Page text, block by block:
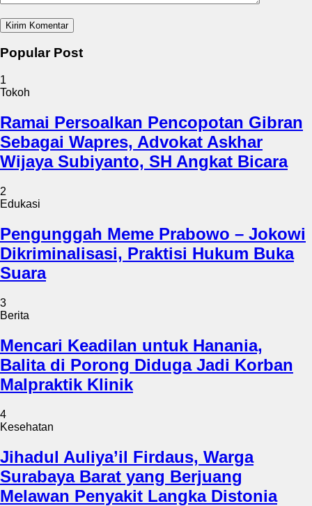
Popular Post
1
Tokoh
Ramai Persoalkan Pencopotan Gibran
Sebagai Wapres, Advokat Askhar
Wijaya Subiyanto, SH Angkat Bicara
2
Edukasi
Pengunggah Meme Prabowo – Jokowi
Dikriminalisasi, Praktisi Hukum Buka
Suara
3
Berita
Mencari Keadilan untuk Hanania,
Balita di Porong Diduga Jadi Korban
Malpraktik Klinik
4
Kesehatan
Jihadul Auliya’il Firdaus, Warga
Surabaya Barat yang Berjuang
Melawan Penyakit Langka Distonia